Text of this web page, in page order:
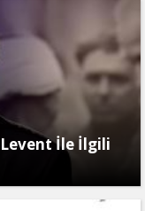
İle İlgili